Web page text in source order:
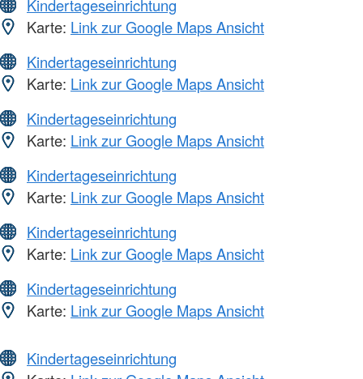
Kindertageseinrichtung
Karte: Link zur Google Maps Ansicht
Kindertageseinrichtung
Karte: Link zur Google Maps Ansicht
Kindertageseinrichtung
Karte: Link zur Google Maps Ansicht
Kindertageseinrichtung
Karte: Link zur Google Maps Ansicht
Kindertageseinrichtung
Karte: Link zur Google Maps Ansicht
Kindertageseinrichtung
Karte: Link zur Google Maps Ansicht
Kindertageseinrichtung